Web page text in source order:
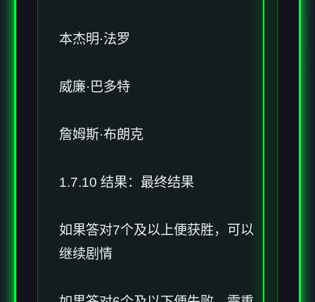
本杰明·法罗
威廉·巴多特
詹姆斯·布朗克
1.7.10 结果：最终结果
如果答对7个及以上便获胜，可以
继续剧情